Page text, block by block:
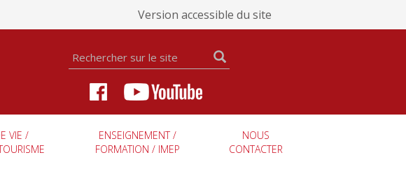
Version accessible du site
VIE /
ENSEIGNEMENT /
FORMATION / IMEP
NOUS
CONTACTER